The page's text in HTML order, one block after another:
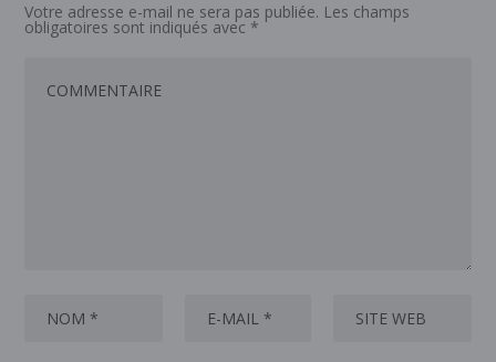
Votre adresse e-mail ne sera pas publiée. Les champs
obligatoires sont indiqués avec *